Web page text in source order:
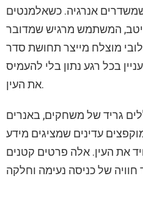
אנרגיה. כשאלמנטים
היטב, המשתמש מרגיש שמדובר
מוצלח מייצר תחושת סדר
בכל רגע נתון בלי להעמיס
את העין.
גריד של משחקים, באנרים
עדינים שמציגים מידע
את העין. אלה פרטים קטנים